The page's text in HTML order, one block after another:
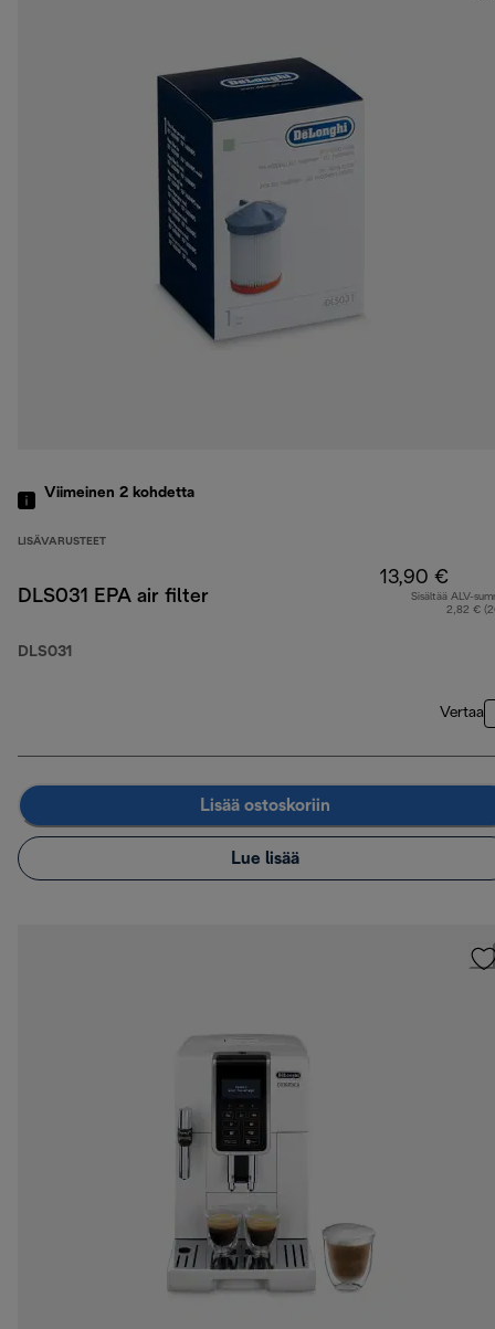
Viimeinen 2 kohdetta
LISÄVARUSTEET
DLS031 EPA air filter
DLS031
13,90 €
Sisältää ALV-
2,82 €
Vertaa
Lisää ostoskoriin
Lue lisää